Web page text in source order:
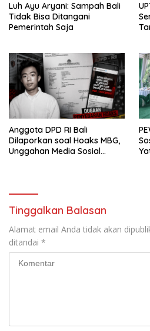
Luh Ayu Aryani: Sampah Bali
Tidak Bisa Ditangani
Pemerintah Saja
Anggota DPD RI Bali
Dilaporkan soal Hoaks MBG,
Unggahan Media Sosial
Tinggalkan Balasan
Alamat email Anda tidak akan
ditandai *